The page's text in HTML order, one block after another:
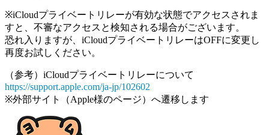
※iCloudプライベートリレーが有効な状態でアクセスされま
すと、不審なアクセスと検知される場合がございます。
恐れ入りますが、iCloudプライベートリレーはOFFに変更し
再度お試しください。
（参考）iCloudプライベートリレーについて
https://support.apple.com/ja-jp/102602
※外部サイト（Apple様のページ）へ遷移します